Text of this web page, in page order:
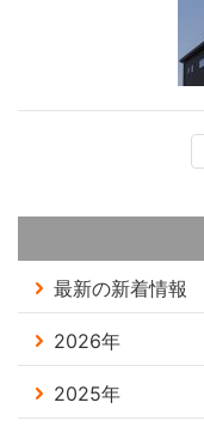
最新の新着情報
2026年
2025年